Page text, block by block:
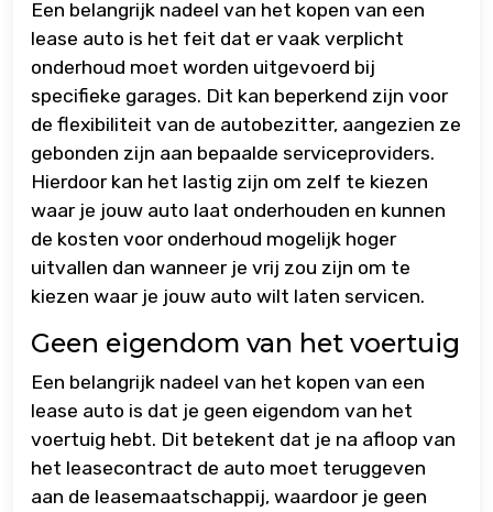
Een belangrijk nadeel van het kopen van een
lease auto is het feit dat er vaak verplicht
onderhoud moet worden uitgevoerd bij
specifieke garages. Dit kan beperkend zijn voor
de flexibiliteit van de autobezitter, aangezien ze
gebonden zijn aan bepaalde serviceproviders.
Hierdoor kan het lastig zijn om zelf te kiezen
waar je jouw auto laat onderhouden en kunnen
de kosten voor onderhoud mogelijk hoger
uitvallen dan wanneer je vrij zou zijn om te
kiezen waar je jouw auto wilt laten servicen.
Geen eigendom van het voertuig
Een belangrijk nadeel van het kopen van een
lease auto is dat je geen eigendom van het
voertuig hebt. Dit betekent dat je na afloop van
het leasecontract de auto moet teruggeven
aan de leasemaatschappij, waardoor je geen